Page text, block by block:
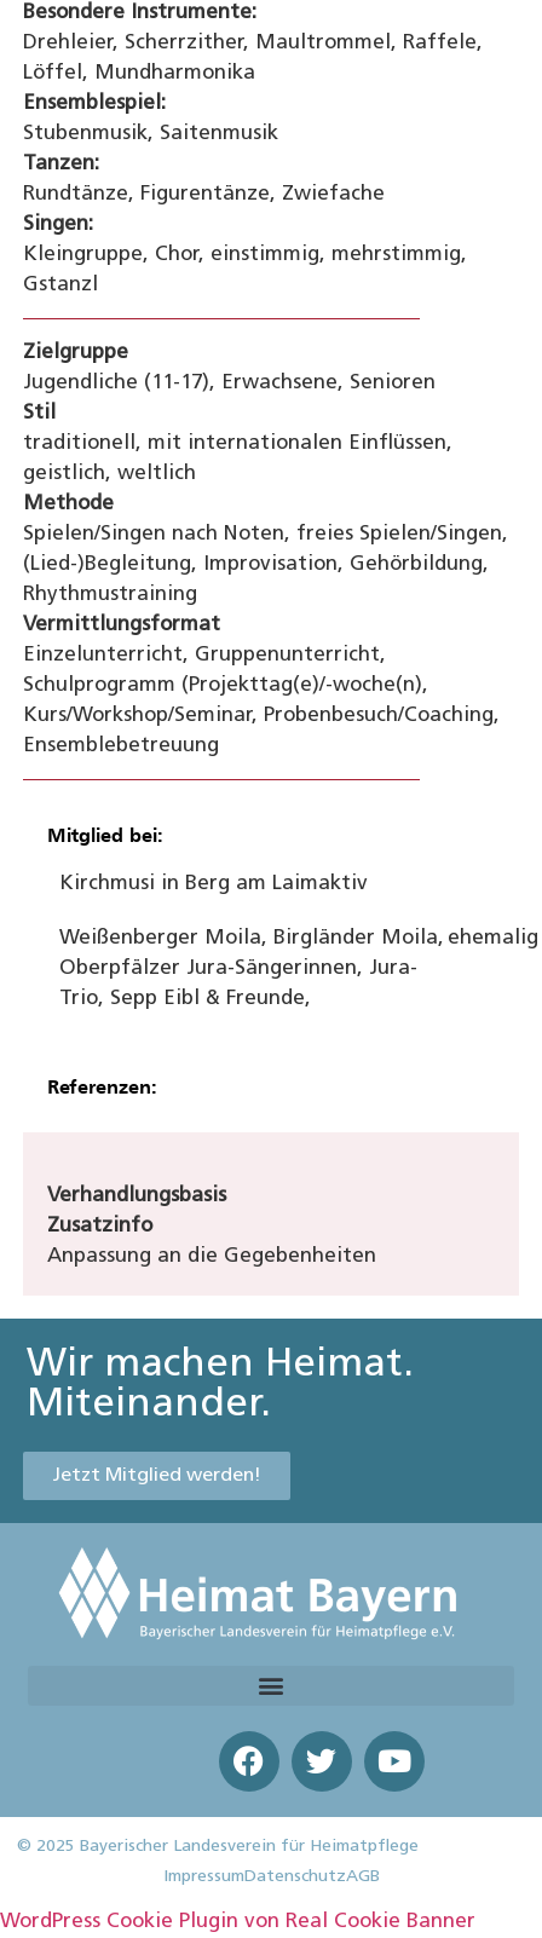
Besondere Instrumente:
Drehleier, Scherrzither, Maultrommel, Raffele,
Löffel, Mundharmonika
Ensemblespiel:
Stubenmusik, Saitenmusik
Tanzen:
Rundtänze, Figurentänze, Zwiefache
Singen:
Kleingruppe, Chor, einstimmig, mehrstimmig,
Gstanzl
Zielgruppe
Jugendliche (11-17), Erwachsene, Senioren
Stil
traditionell, mit internationalen Einflüssen,
geistlich, weltlich
Methode
Spielen/Singen nach Noten, freies Spielen/Singen,
(Lied-)Begleitung, Improvisation, Gehörbildung,
Rhythmustraining
Vermittlungsformat
Einzelunterricht, Gruppenunterricht,
Schulprogramm (Projekttag(e)/-woche(n),
Kurs/Workshop/Seminar, Probenbesuch/Coaching,
Ensemblebetreuung
Mitglied bei:
Kirchmusi in Berg am Laimaktiv
Weißenberger Moila, Birgländer Moila,
Oberpfälzer Jura-Sängerinnen, Jura-
Trio, Sepp Eibl & Freunde,
ehemalig
Referenzen:
Verhandlungsbasis
Zusatzinfo
Anpassung an die Gegebenheiten
Wir machen Heimat.
Miteinander.
Jetzt Mitglied werden!
© 2025 Bayerischer Landesverein für Heimatpflege
Impressum DatenschutzAGB
WordPress Cookie Plugin von Real Cookie Banner